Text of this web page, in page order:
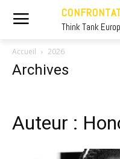
Think Tank
Accueil 2026
Archives
Auteur :